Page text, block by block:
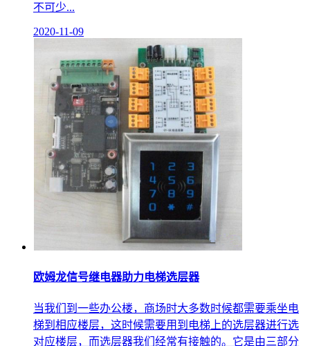
不可少...
2020-11-09
欧姆龙信号继电器助力电梯选层器
当我们到一些办公楼，商场时大多数时候都需要乘坐电
梯到相应楼层，这时候需要用到电梯上的选层器进行选
对应楼层，而选层器我们经常有接触的。它是由三部分